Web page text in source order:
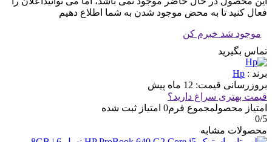
فعال کنید تا به محض موجود شدن به شما اطلاع دهیم
موجود شد خبرم کن
تماس بگیرید
برند : Hp
بروزرسانی قیمت: 12 ماه پیش
قیمت بهتری سراغ دارید؟
امتیاز محصولمجموع فرم0 امتیاز ثبت شده
0/5
محصولات مشابه